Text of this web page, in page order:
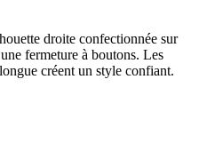
droite confectionnée sur
fermeture à boutons. Les
créent un style confiant.